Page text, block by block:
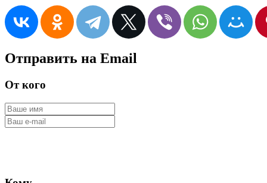
Отправить на Email
От кого